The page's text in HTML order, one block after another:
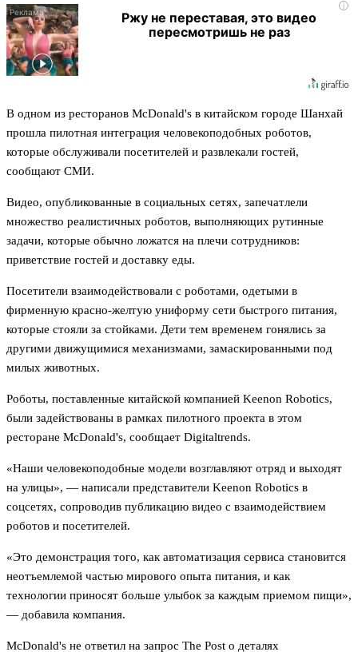
i
Ржу не переставая, это видео
пересмотришь не раз
В одном из ресторанов McDonald's в китайском городе Шанхай
прошла пилотная интеграция человекоподобных роботов,
которые обслуживали посетителей и развлекали гостей,
сообщают СМИ.
Видео, опубликованные в социальных сетях, запечатлели
множество реалистичных роботов, выполняющих рутинные
задачи, которые обычно ложатся на плечи сотрудников:
приветствие гостей и доставку еды.
Посетители взаимодействовали с роботами, одетыми в
фирменную красно-желтую униформу сети быстрого питания,
которые стояли за стойками. Дети тем временем гонялись за
другими движущимися механизмами, замаскированными под
милых животных.
Роботы, поставленные китайской компанией Keenon Robotics,
были задействованы в рамках пилотного проекта в этом
ресторане McDonald's, сообщает Digitaltrends.
«Наши человекоподобные модели возглавляют отряд и выходят
на улицы», — написали представители Keenon Robotics в
соцсетях, сопроводив публикацию видео с взаимодействием
роботов и посетителей.
«Это демонстрация того, как автоматизация сервиса становится
неотъемлемой частью мирового опыта питания, и как
технологии приносят больше улыбок за каждым приемом пищи»,
— добавила компания.
McDonald's не ответил на запрос The Post о деталях